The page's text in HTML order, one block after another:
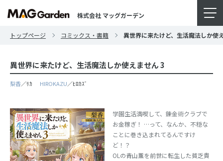
株式会社 マッグガーデン
トップページ コミックス・書籍 異世界に来たけど、生活魔法しか使
異世界に来たけど、生活魔法しか使えません 3
梨香／ﾘｶ HIROKAZU／ﾋﾛｶｽﾞ
学園生活満喫して、錬金術クラブで
お金稼ぎ！ …って、なんか、不穏な
ことに巻き込まれてるんですけ
ど！？
OLの青山薫を前世に転生した貧乏貴